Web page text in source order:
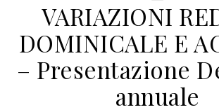
VARIAZIONI
DOMINICALE E
– Presentazione
annuale